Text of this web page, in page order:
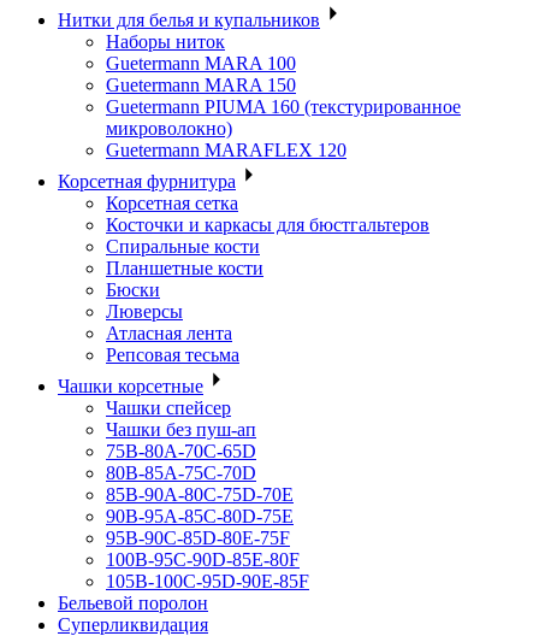
Нитки для белья и купальников
Наборы ниток
Guetermann MARA 100
Guetermann MARA 150
Guetermann PIUMA 160 (текстурированное
микроволокно)
Guetermann MARAFLEX 120
Корсетная фурнитура
Корсетная сетка
Косточки и каркасы для бюстгальтеров
Спиральные кости
Планшетные кости
Бюски
Люверсы
Атласная лента
Репсовая тесьма
Чашки корсетные
Чашки спейсер
Чашки без пуш-ап
75В-80А-70С-65D
80В-85А-75С-70D
85В-90А-80С-75D-70E
90B-95A-85C-80D-75E
95B-90C-85D-80E-75F
100B-95C-90D-85E-80F
105B-100C-95D-90E-85F
Бельевой поролон
Суперликвидация